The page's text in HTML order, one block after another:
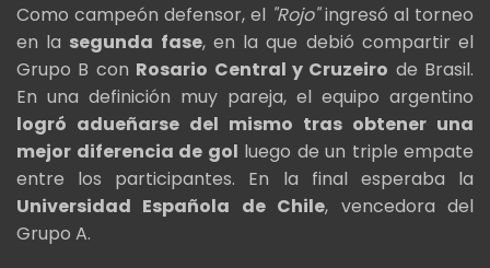
Como campeón defensor, el "Rojo"ingresó al torneo
en la segunda fase, en la que debió compartir el
Grupo B con Rosario Central y Cruzeiro de Brasil.
En una definición muy pareja, el equipo argentino
logró adueñarse del mismo tras obtener una
mejor diferencia de gol luego de un triple empate
entre los participantes. En la final esperaba la
Universidad Española de Chile, vencedora del
Grupo A.